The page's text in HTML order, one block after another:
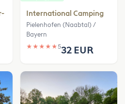
International Camping
Pielenhofen (Naabtal) /
Bayern
★ ★ ★ ★ ★532 EUR